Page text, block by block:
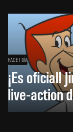
HACE 1 DÍA
¡Es oficial!
live-action